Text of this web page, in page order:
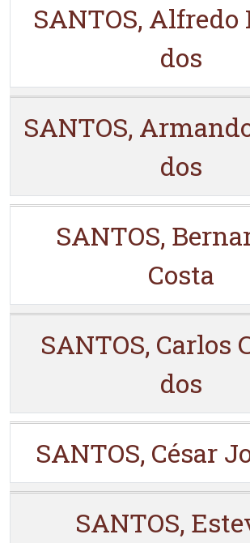
SANTOS, Alfredo
dos
SANTOS,
dos
SANTOS,
Costa
SANTOS, Carlos
dos
SANTOS, César
SANTOS,